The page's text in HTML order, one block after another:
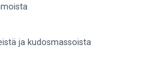
ja kudosmassoista